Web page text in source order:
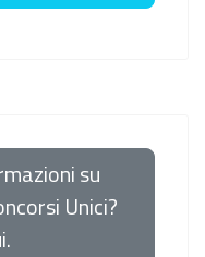
su
Unici?